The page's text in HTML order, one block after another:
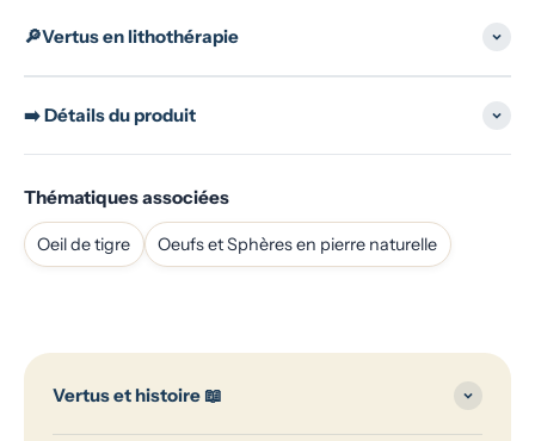
🔎Vertus en lithothérapie
➡️ Détails du produit
Thématiques associées
Oeil de tigre Oeufs et Sphères en pierre naturelle
Vertus et histoire 📖